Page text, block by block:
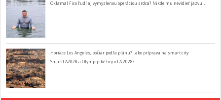
Oklamal Fico ľudí aj vymyslenou operáciou srdca? Nikde mu nevidieť jazvu…
Horiace Los Angeles, požiar podľa plánu? ..ako príprava na smart city
SmartLA2028 a Olympijské hry v LA 2028?